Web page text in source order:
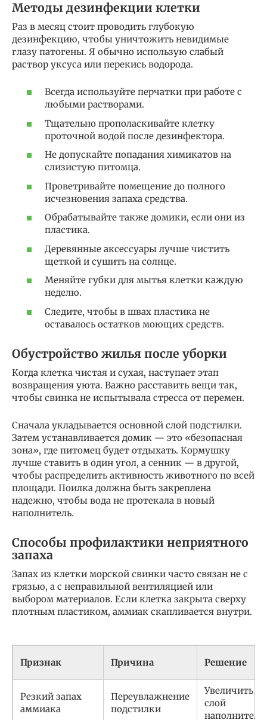
Методы дезинфекции клетки
Раз в месяц стоит проводить глубокую
дезинфекцию, чтобы уничтожить невидимые
глазу патогены. Я обычно использую слабый
раствор уксуса или перекись водорода.
Всегда используйте перчатки при работе с
любыми растворами.
Тщательно прополаскивайте клетку
проточной водой после дезинфектора.
Не допускайте попадания химикатов на
слизистую питомца.
Проветривайте помещение до полного
исчезновения запаха средства.
Обрабатывайте также домики, если они из
пластика.
Деревянные аксессуары лучше чистить
щеткой и сушить на солнце.
Меняйте губки для мытья клетки каждую
неделю.
Следите, чтобы в швах пластика не
оставалось остатков моющих средств.
Обустройство жилья после уборки
Когда клетка чистая и сухая, наступает этап
возвращения уюта. Важно расставить вещи так,
чтобы свинка не испытывала стресса от перемен.
Сначала укладывается основной слой подстилки.
Затем устанавливается домик — это «безопасная
зона», где питомец будет отдыхать. Кормушку
лучше ставить в один угол, а сенник — в другой,
чтобы распределить активность животного по всей
площади. Поилка должна быть закреплена
надежно, чтобы вода не протекала в новый
наполнитель.
Способы профилактики неприятного
запаха
Запах из клетки морской свинки часто связан не с
грязью, а с неправильной вентиляцией или
выбором материалов. Если клетка закрыта сверху
плотным пластиком, аммиак скапливается внутри.
Признак Причина Решение
Резкий запах
аммиака
Переувлажнение
подстилки
Увеличить
слой
наполнителя